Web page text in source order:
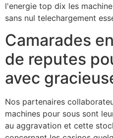
l'energie top dix les
sans nul telechargement
Camarades
de reputes
avec
Nos partenaires
machines pour sous sont
au aggravation et cette